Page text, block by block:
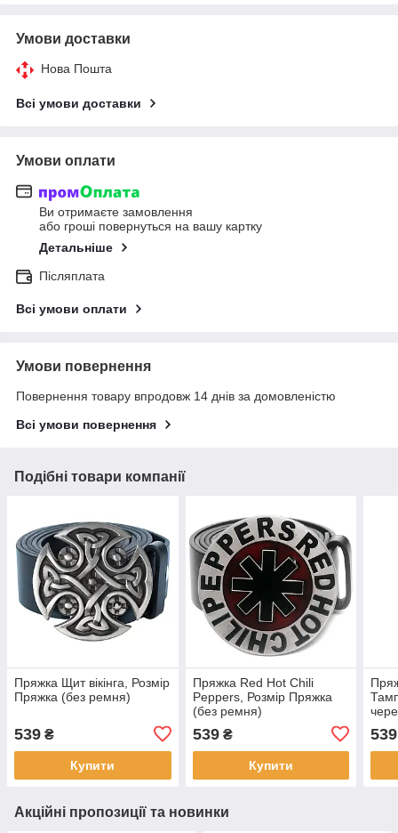
Умови доставки
Нова Пошта
Всі умови доставки
Умови оплати
Ви отримаєте замовлення
або гроші повернуться на вашу картку
Детальніше
Післяплата
Всі умови оплати
Умови повернення
Повернення товару впродовж 14 днів за домовленістю
Всі умови повернення
Подібні товари компанії
Пряжка Щит вікінга, Розмір
Пряжка (без ремня)
539 ₴
Купити
Пряжка Red Hot Chili
Peppers, Розмір Пряжка
(без ремня)
539₴
Купити
539
Акційні пропозиції та новинки